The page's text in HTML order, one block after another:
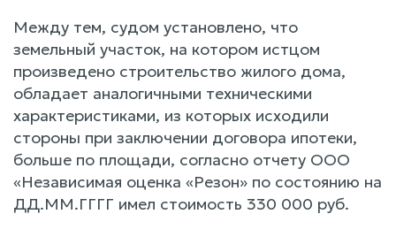
Между тем, судом установлено, что
земельный участок, на котором истцом
произведено строительство жилого дома,
обладает аналогичными техническими
характеристиками, из которых исходили
стороны при заключении договора ипотеки,
больше по площади, согласно отчету ООО
«Независимая оценка «Резон» по состоянию на
ДД.ММ.ГГГГ имел стоимость 330 000 руб.